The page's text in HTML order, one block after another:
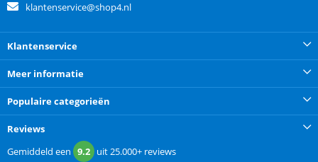
klantenservice@shop4.nl
Klantenservice
Meer informatie
Populaire categorieën
Reviews
Gemiddeld een 9.2 uit25.000+ reviews